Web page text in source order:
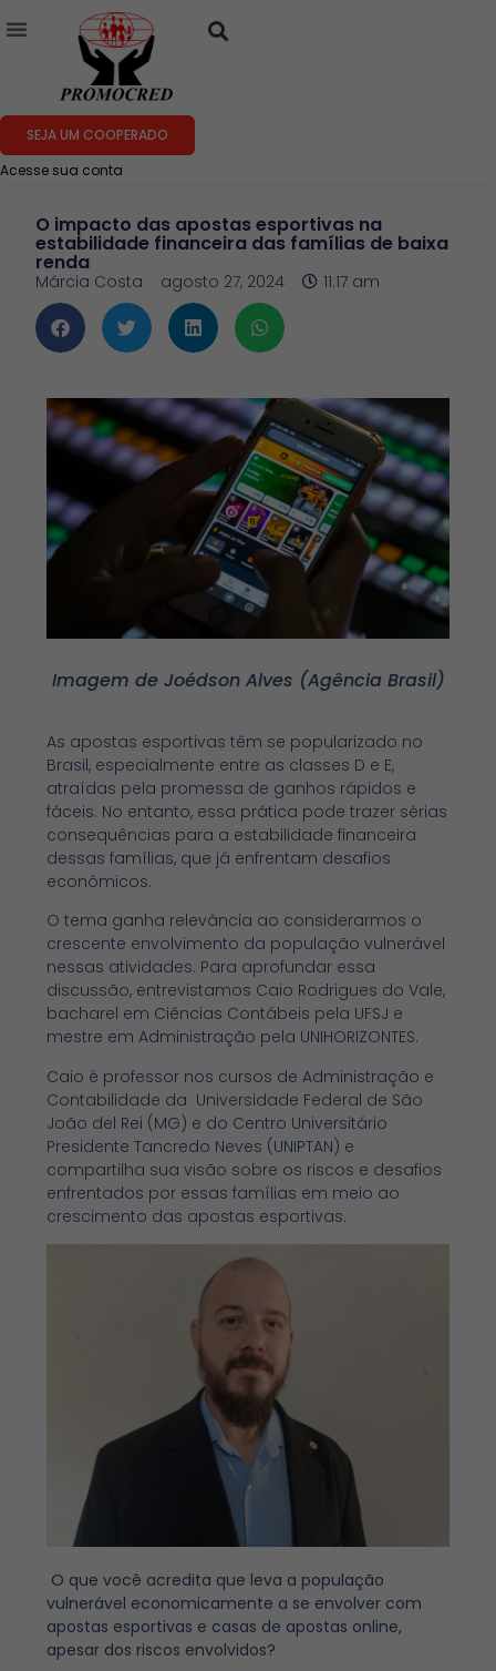
Acesse sua conta
SEJA UM COOPERADO
O impacto das apostas esportivas na
estabilidade financeira das famílias de baixa
renda
Márcia Costa agosto 27, 2024 11:17 am
Imagem de Joédson Alves (Agência Brasil)
As apostas esportivas têm se popularizado no
Brasil, especialmente entre as classes D e E,
atraídas pela promessa de ganhos rápidos e
fáceis. No entanto, essa prática pode trazer sérias
consequências para a estabilidade financeira
dessas famílias, que já enfrentam desafios
econômicos.
O tema ganha relevância ao considerarmos o
crescente envolvimento da população vulnerável
nessas atividades. Para aprofundar essa
discussão, entrevistamos Caio Rodrigues do Vale,
bacharel em Ciências Contábeis pela UFSJ e
mestre em Administração pela UNIHORIZONTES.
Caio é professor nos cursos de Administração e
Contabilidade da Universidade Federal de São
João del Rei (MG) e do Centro Universitário
Presidente Tancredo Neves (UNIPTAN) e
compartilha sua visão sobre os riscos e desafios
enfrentados por essas famílias em meio ao
crescimento das apostas esportivas.
O que você acredita que leva a população
vulnerável economicamente a se envolver com
apostas esportivas e casas de apostas online,
apesar dos riscos envolvidos?